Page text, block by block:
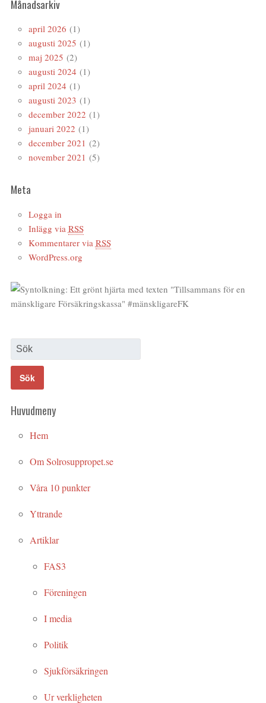
Månadsarkiv
april 2026 (1)
augusti 2025 (1)
maj 2025 (2)
augusti 2024 (1)
april 2024 (1)
augusti 2023 (1)
december 2022 (1)
januari 2022 (1)
december 2021 (2)
november 2021 (5)
Meta
Logga in
Inlägg via RSS
Kommentarer via RSS
WordPress.org
Huvudmeny
Hem
Om Solrosuppropet.se
Våra 10 punkter
Yttrande
Artiklar
FAS3
Föreningen
I media
Politik
Sjukförsäkringen
Ur verkligheten